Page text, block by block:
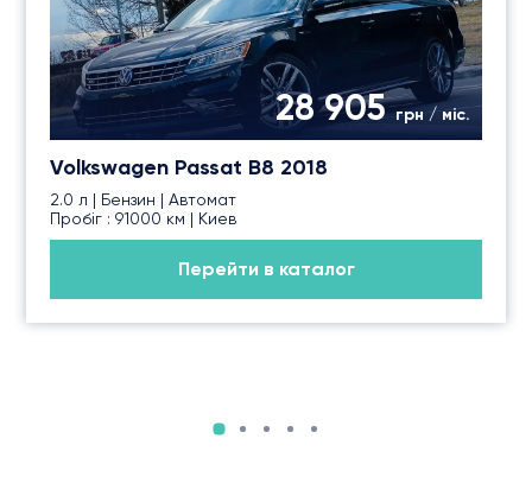
28 905грн / міс.
Volkswagen Passat B8 2018
2.0 л | Бензин | Автомат
Пробіг : 91000 км | Киев
Перейти в каталог